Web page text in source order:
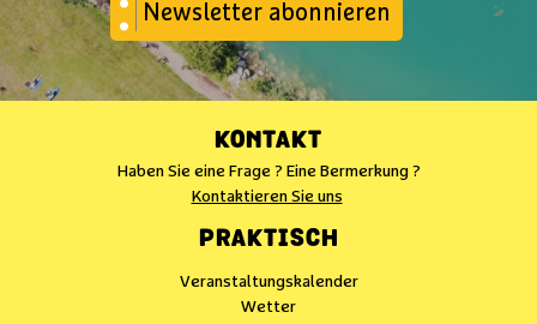
Newsletter abonnieren
KONTAKT
Haben Sie eine Frage ? Eine Bermerkung ?
Kontaktieren Sie uns
PRAKTISCH
Veranstaltungskalender
Wetter